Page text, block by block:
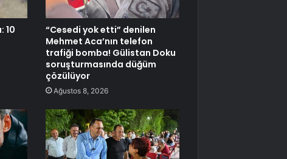
10
“Cesedi yok etti” denilen
Mehmet Aca’nın telefon
trafiği bomba! Gülistan Doku
soruşturmasında düğüm
çözülüyor
Ağustos 8, 2026